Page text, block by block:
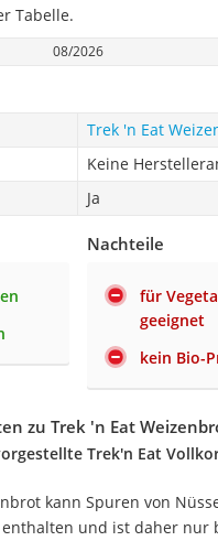
Tabelle.
08/2026
Trek 'n Eat
Keine
Ja
Nachteile
für
geeignet
kein Bio-
zu Trek 'n Eat
Trek'n Eat
kann Spuren von
und ist daher nur